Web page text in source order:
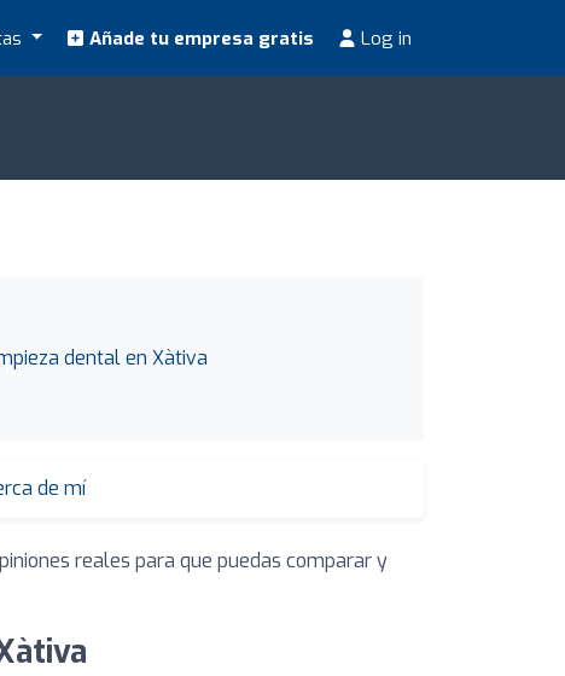
Añade tu empresa gratis Log in
dental en Xàtiva
de mí
reales para que puedas comparar y